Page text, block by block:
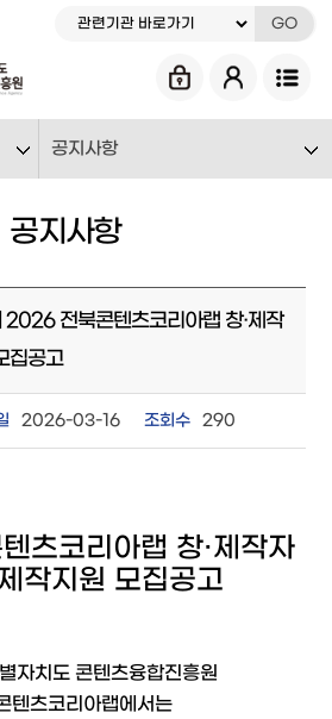
GO
공지사항
공지사항
전북콘텐츠코리아랩 창·제작
집공고
2026-03-16 조회수 290
츠코리아랩 창·제작자
작지원 모집공고
자치도 콘텐츠융합진흥원
텐츠코리아랩에서는